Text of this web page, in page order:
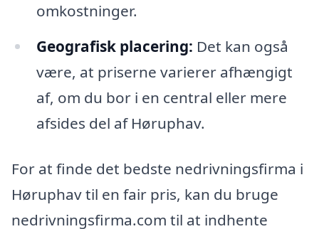
omkostninger.
Geografisk placering: Det kan også
være, at priserne varierer afhængigt
af, om du bor i en central eller mere
afsides del af Høruphav.
For at finde det bedste nedrivningsfirma i
Høruphav til en fair pris, kan du bruge
nedrivningsfirma.com til at indhente